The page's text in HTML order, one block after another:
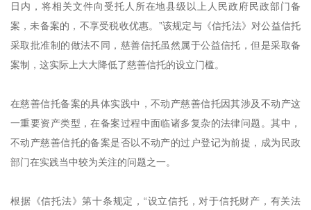
日内，将相关文件向受托人所在地县级以上人民政府民政部门备
案，未备案的，不享受税收优惠。”该规定与《信托法》对公益信托
采取批准制的做法不同，慈善信托虽然属于公益信托，但是采取备
案制，这实际上大大降低了慈善信托的设立门槛。
在慈善信托备案的具体实践中，不动产慈善信托因其涉及不动产这
一重要资产类型，在备案过程中面临诸多复杂的法律问题。其中，
不动产慈善信托的备案是否以不动产的过户登记为前提，成为民政
部门在实践当中较为关注的问题之一。
根据《信托法》第十条规定，“设立信托，对于信托财产，有关法